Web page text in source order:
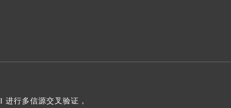
行多信源交叉验证，